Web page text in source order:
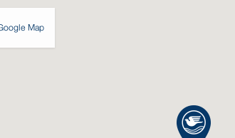
Map